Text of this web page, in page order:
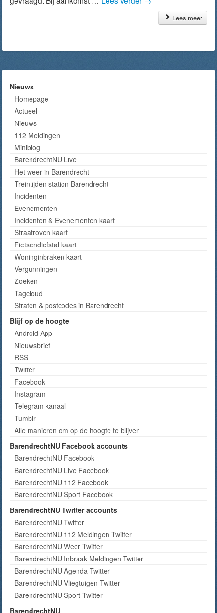
Lees meer
Nieuws
Homepage
Actueel
Nieuws
112 Meldingen
Miniblog
BarendrechtNU Live
Het weer in Barendrecht
Treintijden station Barendrecht
Incidenten
Evenementen
Incidenten & Evenementen kaart
Straatroven kaart
Fietsendiefstal kaart
Woninginbraken kaart
Vergunningen
Zoeken
Tagcloud
Straten & postcodes in Barendrecht
Blijf op de hoogte
Android App
Nieuwsbrief
RSS
Twitter
Facebook
Instagram
Telegram kanaal
Tumblr
Alle manieren om op de hoogte te blijven
BarendrechtNU Facebook accounts
BarendrechtNU Facebook
BarendrechtNU Live Facebook
BarendrechtNU 112 Facebook
BarendrechtNU Sport Facebook
BarendrechtNU Twitter accounts
BarendrechtNU Twitter
BarendrechtNU 112 Meldingen Twitter
BarendrechtNU Weer Twitter
BarendrechtNU Inbraak Meldingen Twitter
BarendrechtNU Agenda Twitter
BarendrechtNU Vliegtuigen Twitter
BarendrechtNU Sport Twitter
BarendrechtNU